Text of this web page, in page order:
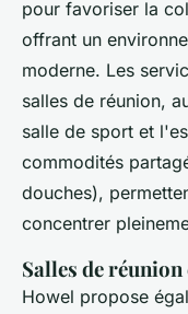
pour favoriser la
offrant un
moderne. Les
salles de réunion,
salle de sport et
commodités
douches),
concentrer
Salles de réunion
Howel propose